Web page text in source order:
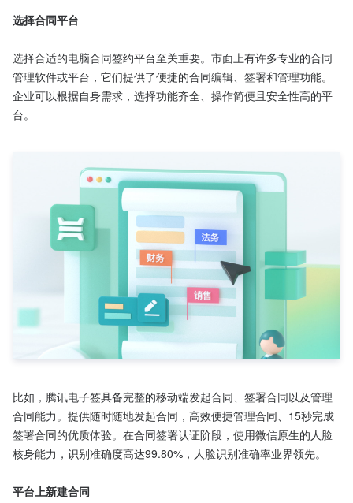
选择合同平台
选择合适的电脑合同签约平台至关重要。市面上有许多专业的合同
管理软件或平台，它们提供了便捷的合同编辑、签署和管理功能。
企业可以根据自身需求，选择功能齐全、操作简便且安全性高的平
台。
比如，腾讯电子签具备完整的移动端发起合同、签署合同以及管理
合同能力。提供随时随地发起合同，高效便捷管理合同、15秒完成
签署合同的优质体验。在合同签署认证阶段，使用微信原生的人脸
核身能力，识别准确度高达99.80%，人脸识别准确率业界领先。
平台上新建合同